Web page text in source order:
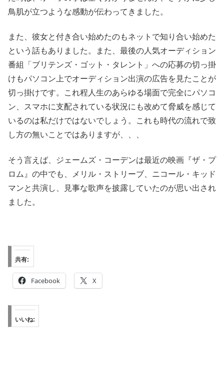
鳥肌が立つような感動が伝わってきました。
また、彼女と付き合い始めたのもネットで知り合い始めた
という話もありました。また、最後の人気オーディション
番組「ブリテンズ・ゴット・タレント」への応募の切っ掛
けもパソコン上でオーディション出演の広告を見たことが
切っ掛けです。これ程人生のあらゆる場面で完全にパソコ
ン、スマホに支配されている状況にも改めて脅威を感じて
いるのは私だけではないでしょう。これも時代の流れで致
し方の無いことではありますが、、、
そう言えば、ジェームズ・コーデンは最近の映画『ザ・プ
ロム』の中でも、メリル・ストリーブ、ニコール・キッド
マンと共演し、見事な歌声を披露していたのが思い出され
ました。
共有:
Facebook X
いいね: